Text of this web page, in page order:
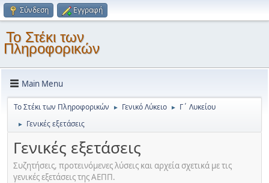
Σύνδεση Εγγραφή
Το Στέκι των
Πληροφορικών
Main Menu
Το Στέκι των Πληροφορικών ► Γενικό Λύκειο ► Γ΄ Λυκείου
► Γενικές εξετάσεις
Γενικές εξετάσεις
Συζητήσεις, προτεινόμενες λύσεις και αρχεία σχετικά με τις
γενικές εξετάσεις της ΑΕΠΠ.